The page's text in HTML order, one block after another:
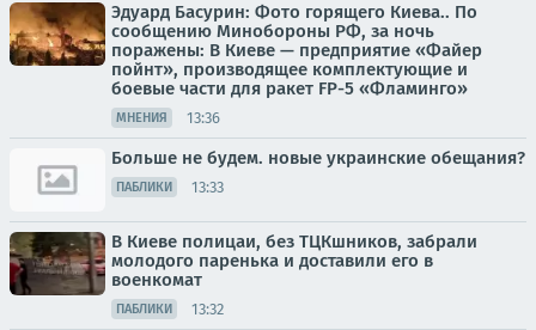
Эдуард Басурин: Фото горящего Киева.. По
сообщению Минобороны РФ, за ночь
поражены: В Киеве — предприятие «Файер
пойнт», производящее комплектующие и
боевые части для ракет FP-5 «Фламинго»
МНЕНИЯ 13:36
Больше не будем. новые украинские обещания?
ПАБЛИКИ 13:33
В Киеве полицаи, без ТЦКшников, забрали
молодого паренька и доставили его в
военкомат
ПАБЛИКИ 13:32